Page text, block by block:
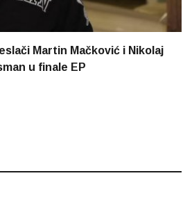
Martin Mačković i Nikolaj
u finale EP